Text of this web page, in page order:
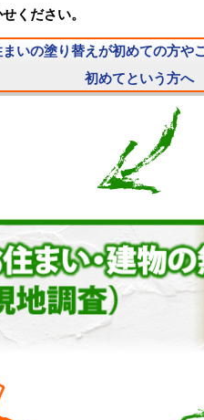
ください。
まいの塗り替えが初めての方や
初めてという方へ